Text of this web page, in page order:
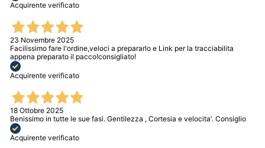
Acquirente verificato
23 Novembre 2025
Facilissimo fare l'ordine,veloci a prepararlo e Link per la tracciabilita
appena preparato il pacco!consigliato!
Acquirente verificato
18 Ottobre 2025
Benissimo in tutte le sue fasi. Gentilezza , Cortesia e velocita'. Consiglio
Acquirente verificato